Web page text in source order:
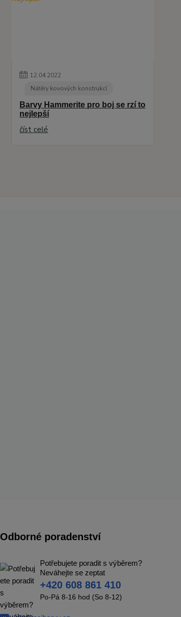
12.04.2022
Nátěry kovových konstrukcí
Barvy Hammerite pro boj se rzí to
nejlepší
číst celé
Odborné poradenství
Potřebujete poradit s výběrem?
Neváhejte se zeptat
+420 608 861 410
Po-Pá 8-16 hod (So 8-12)